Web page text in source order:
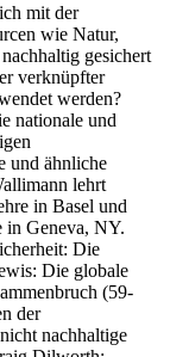
mit der
wie Natur,
gesichert
verknüpfter
werden?
nationale und
und ähnliche
lehrt
in Basel und
in Geneva, NY.
Die
Die globale
(59-
der
nachhaltige